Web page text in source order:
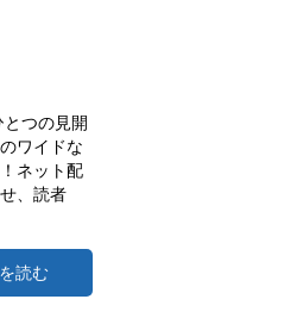
つの見開
ワイドな
ネット配
、読者
読む